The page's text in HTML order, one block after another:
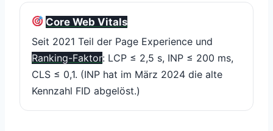
Core Web Vitals
Seit 2021 Teil der Page Experience und
Ranking-Faktor: LCP ≤ 2,5 s, INP ≤ 200 ms,
CLS ≤ 0,1. (INP hat im März 2024 die alte
Kennzahl FID abgelöst.)